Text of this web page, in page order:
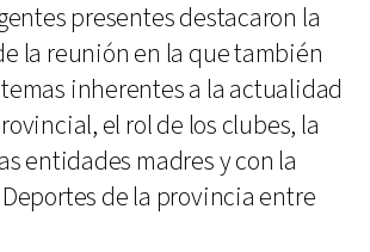
presentes destacaron la
la reunión en la que también
inherentes a la actualidad
el rol de los clubes, la
entidades madres y con la
de la provincia entre